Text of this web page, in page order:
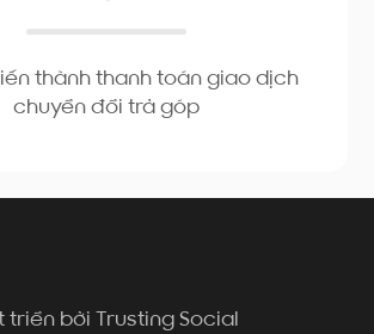
thành thanh toán giao dịch
chuyển đổi trả góp
triển bởi Trusting Social